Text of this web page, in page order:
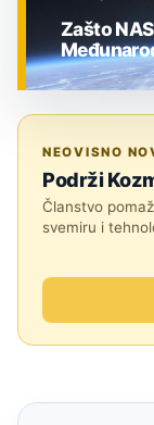
Zašto
NEOVISNO
Podrži
Članstvo
svemiru i